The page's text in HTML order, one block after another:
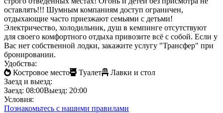
оставлять!!! Шумным компаниям доступ ограничен,
отдыхающие часто приезжают семьями с детьми!
Электричество, холодильник, душ в кемпинге отсутствуют
для своего комфортного отдыха привозите всё с собой. Если у
Вас нет собственной лодки, закажите услугу "Трансфер" при
бронировании.
Удобства:
Костровое место
Туалет
Лавки и стол
Заезд и выезд:
Заезд: 08:00Выезд: 20:00
Условия:
Познакомьтесь с нашими правилами